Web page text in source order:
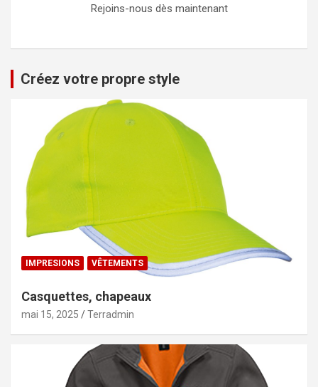
Rejoins-nous dès maintenant
Créez votre propre style
IMPRESIONS VÊTEMENTS
Casquettes, chapeaux
mai 15, 2025 Terradmin